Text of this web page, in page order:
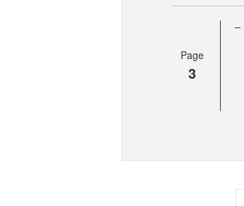
Page
3